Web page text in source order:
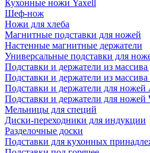
Кухонные ножи Yaxell
Шеф-нож
Ножи для хлеба
Магнитные подставки для ножей
Настенные магнитные держатели
Универсальные подставки для
Подставки и держатели из массива
Подставки и держатели из массива
Подставки и держатели для ножей
Подставки и держатели для ножей
Мельницы для специй
Диски-переходники для индукции
Разделочные доски
Подставки для кухонных